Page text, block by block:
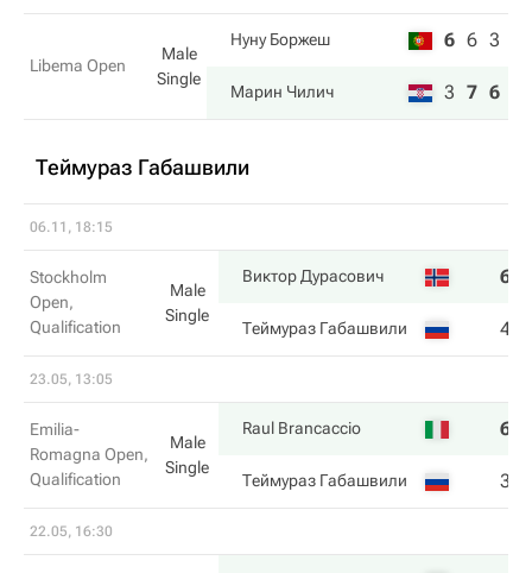
Libema Open
Male
Single
Нуну Боржеш 6 6 3
Марин Чилич 3 7 6
Теймураз Габашвили
06.11, 18:15
Stockholm
Open,
Qualification
Male
Single
Виктор Дурасович 6
Теймураз Габашвили 4
23.05, 13:05
Emilia-
Romagna Open,
Qualification
Male
Single
Raul Brancaccio 6
Теймураз Габашвили 3
22.05, 16:30